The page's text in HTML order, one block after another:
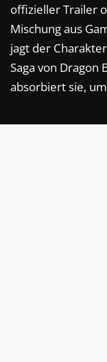
offizieller Trailer
Mischung aus
jagt der
Saga von Dragon
absorbiert sie,